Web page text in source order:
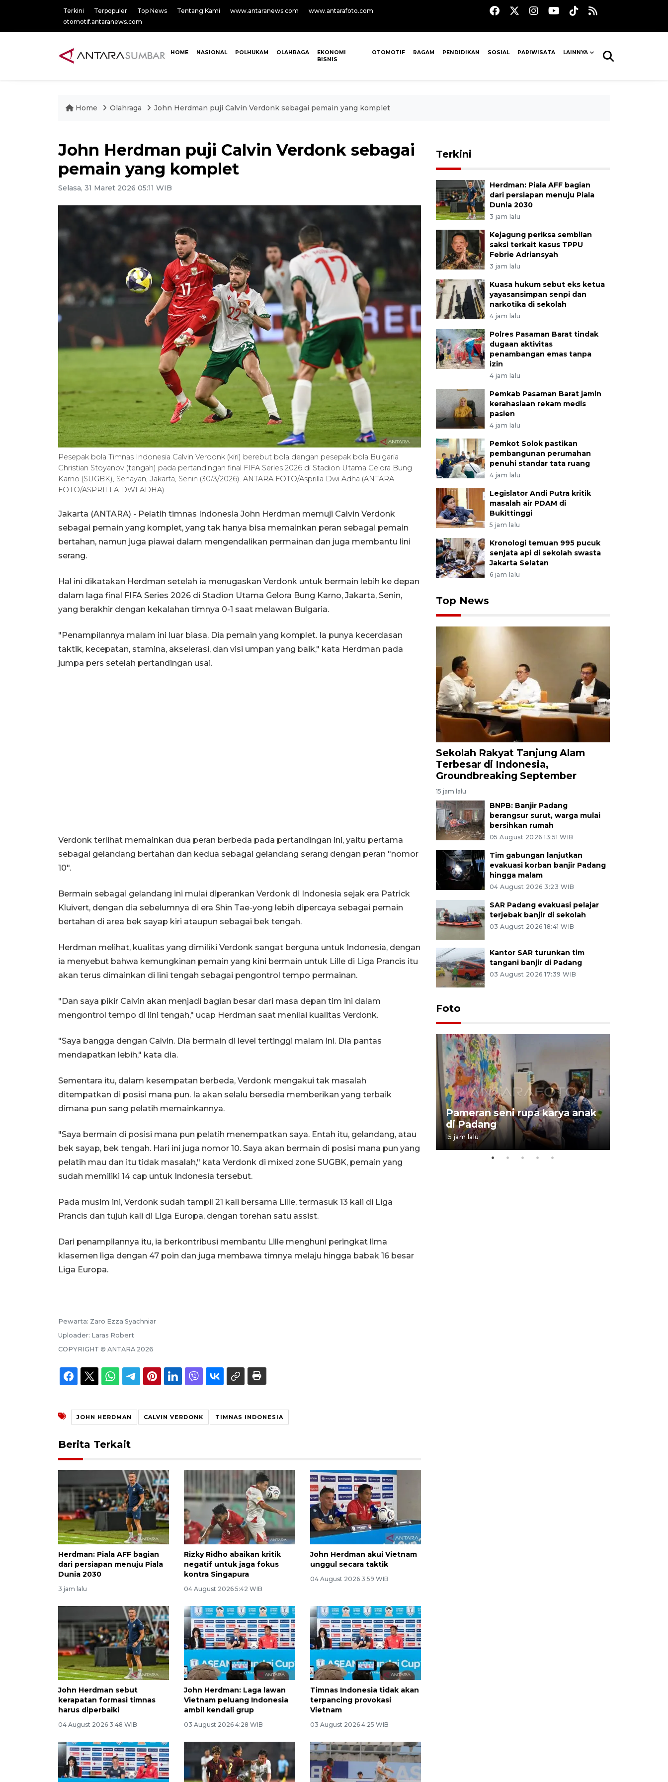
Terkini Terpopuler Top News Tentang Kami www.antaranews.com
www.antarafoto.com
otomotif.antaranews.com
HOME NASIONAL POLHUKAM OLAHRAGA
EKONOMI
BISNIS
OTOMOTIF RAGAM PENDIDIKAN SOSIAL PARIWISATA LAINNYA
Home Olahraga John Herdman puji Calvin Verdonk sebagai pemain yang komplet
John Herdman puji Calvin Verdonk sebagai
pemain yang komplet
Selasa, 31 Maret 2026 05:11 WIB
Pesepak bola Timnas Indonesia Calvin Verdonk (kiri) berebut bola dengan pesepak bola Bulgaria
Christian Stoyanov (tengah) pada pertandingan final FIFA Series 2026 di Stadion Utama Gelora Bung
Karno (SUGBK), Senayan, Jakarta, Senin (30/3/2026). ANTARA FOTO/Asprilla Dwi Adha (ANTARA
FOTO/ASPRILLA DWI ADHA)
Jakarta (ANTARA) - Pelatih timnas Indonesia John Herdman memuji Calvin Verdonk
sebagai pemain yang komplet, yang tak hanya bisa memainkan peran sebagai pemain
bertahan, namun juga piawai dalam mengendalikan permainan dan juga membantu lini
serang.
Hal ini dikatakan Herdman setelah ia menugaskan Verdonk untuk bermain lebih ke depan
dalam laga final FIFA Series 2026 di Stadion Utama Gelora Bung Karno, Jakarta, Senin,
yang berakhir dengan kekalahan timnya 0-1 saat melawan Bulgaria.
"Penampilannya malam ini luar biasa. Dia pemain yang komplet. Ia punya kecerdasan
taktik, kecepatan, stamina, akselerasi, dan visi umpan yang baik," kata Herdman pada
jumpa pers setelah pertandingan usai.
Verdonk terlihat memainkan dua peran berbeda pada pertandingan ini, yaitu pertama
sebagai gelandang bertahan dan kedua sebagai gelandang serang dengan peran "nomor
10".
Bermain sebagai gelandang ini mulai diperankan Verdonk di Indonesia sejak era Patrick
Kluivert, dengan dia sebelumnya di era Shin Tae-yong lebih dipercaya sebagai pemain
bertahan di area bek sayap kiri ataupun sebagai bek tengah.
Herdman melihat, kualitas yang dimiliki Verdonk sangat berguna untuk Indonesia, dengan
ia menyebut bahwa kemungkinan pemain yang kini bermain untuk Lille di Liga Prancis itu
akan terus dimainkan di lini tengah sebagai pengontrol tempo permainan.
"Dan saya pikir Calvin akan menjadi bagian besar dari masa depan tim ini dalam
mengontrol tempo di lini tengah," ucap Herdman saat menilai kualitas Verdonk.
"Saya bangga dengan Calvin. Dia bermain di level tertinggi malam ini. Dia pantas
mendapatkan lebih," kata dia.
Sementara itu, dalam kesempatan berbeda, Verdonk mengakui tak masalah
ditempatkan di posisi mana pun. Ia akan selalu bersedia memberikan yang terbaik
dimana pun sang pelatih memainkannya.
"Saya bermain di posisi mana pun pelatih menempatkan saya. Entah itu, gelandang, atau
bek sayap, bek tengah. Hari ini juga nomor 10. Saya akan bermain di posisi mana pun yang
pelatih mau dan itu tidak masalah," kata Verdonk di mixed zone SUGBK, pemain yang
sudah memiliki 14 cap untuk Indonesia tersebut.
Pada musim ini, Verdonk sudah tampil 21 kali bersama Lille, termasuk 13 kali di Liga
Prancis dan tujuh kali di Liga Europa, dengan torehan satu assist.
Dari penampilannya itu, ia berkontribusi membantu Lille menghuni peringkat lima
klasemen liga dengan 47 poin dan juga membawa timnya melaju hingga babak 16 besar
Liga Europa.
Pewarta: Zaro Ezza Syachniar
Uploader: Laras Robert
COPYRIGHT © ANTARA 2026
JOHN HERDMAN CALVIN VERDONK TIMNAS INDONESIA
Berita Terkait
Herdman: Piala AFF bagian
dari persiapan menuju Piala
Dunia 2030
3 jam lalu
Rizky Ridho abaikan kritik
negatif untuk jaga fokus
kontra Singapura
04 August 2026 5:42 WIB
John Herdman akui Vietnam
unggul secara taktik
04 August 2026 3:59 WIB
John Herdman sebut
kerapatan formasi timnas
harus diperbaiki
04 August 2026 3:48 WIB
John Herdman: Laga lawan
Vietnam peluang Indonesia
ambil kendali grup
03 August 2026 4:28 WIB
Timnas Indonesia tidak akan
terpancing provokasi
Vietnam
03 August 2026 4:25 WIB
Terkini
Herdman: Piala AFF bagian
dari persiapan menuju Piala
Dunia 2030
3 jam lalu
Kejagung periksa sembilan
saksi terkait kasus TPPU
Febrie Adriansyah
3 jam lalu
Kuasa hukum sebut eks ketua
yayasansimpan senpi dan
narkotika di sekolah
4 jam lalu
Polres Pasaman Barat tindak
dugaan aktivitas
penambangan emas tanpa
izin
4 jam lalu
Pemkab Pasaman Barat jamin
kerahasiaan rekam medis
pasien
4 jam lalu
Pemkot Solok pastikan
pembangunan perumahan
penuhi standar tata ruang
4 jam lalu
Legislator Andi Putra kritik
masalah air PDAM di
Bukittinggi
5 jam lalu
Kronologi temuan 995 pucuk
senjata api di sekolah swasta
Jakarta Selatan
6 jam lalu
Top News
Sekolah Rakyat Tanjung Alam
Terbesar di Indonesia,
Groundbreaking September
15 jam lalu
BNPB: Banjir Padang
berangsur surut, warga mulai
bersihkan rumah
05 August 2026 13:51 WIB
Tim gabungan lanjutkan
evakuasi korban banjir Padang
hingga malam
04 August 2026 3:23 WIB
SAR Padang evakuasi pelajar
terjebak banjir di sekolah
03 August 2026 18:41 WIB
Kantor SAR turunkan tim
tangani banjir di Padang
03 August 2026 17:39 WIB
Foto
Penyelesaian pembentukan
05 August 2026 10:33 WIB
Pameran seni rupa karya anak
di Padang
15 jam lalu